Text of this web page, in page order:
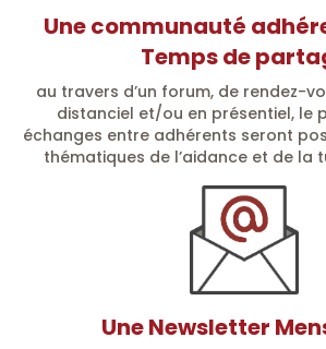
Une communauté
Temps de
au travers d’un forum, de rendez-
distanciel et/ou en présentiel, le
échanges entre adhérents seront
thématiques de l’aidance et de la
Une Newsletter